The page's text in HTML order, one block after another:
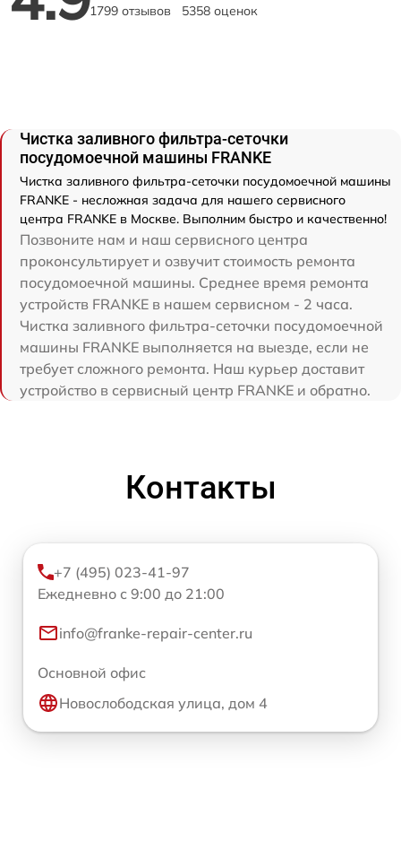
1799 отзывов 5358 оценок
Чистка заливного фильтра-сеточки
посудомоечной машины FRANKE
Чистка заливного фильтра-сеточки посудомоечной машины
FRANKE - несложная задача для нашего сервисного
центра FRANKE в Москве. Выполним быстро и качественно!
Позвоните нам и наш сервисного центра
проконсультирует и озвучит стоимость ремонта
посудомоечной машины. Среднее время ремонта
устройств FRANKE в нашем сервисном - 2 часа.
Чистка заливного фильтра-сеточки посудомоечной
машины FRANKE выполняется на выезде, если не
требует сложного ремонта. Наш курьер доставит
устройство в сервисный центр FRANKE и обратно.
Контакты
+7 (495) 023-41-97
Ежедневно с 9:00 до 21:00
info@franke-repair-center.ru
Основной офис
Новослободская улица, дом 4